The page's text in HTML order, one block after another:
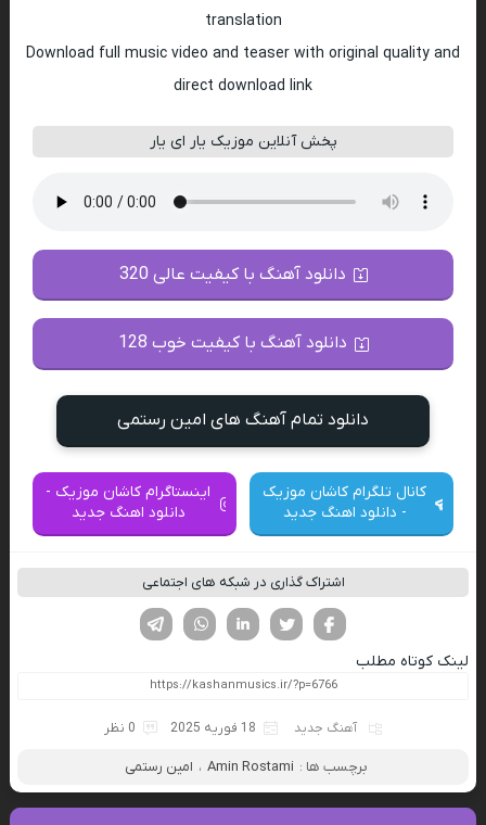
translation
Download full music video and teaser with original quality and
direct download link
پخش آنلاین موزیک یار ای یار
دانلود آهنگ با کیفیت عالی 320
دانلود آهنگ با کیفیت خوب 128
دانلود تمام آهنگ های امین رستمی
کانال تلگرام کاشان موزیک
- دانلود اهنگ جدید
اینستاگرام کاشان موزیک -
دانلود اهنگ جدید
اشتراک گذاری در شبکه های اجتماعی
لینکدین تویتر
فیسوک
لینک کوتاه مطلب
آهنگ جدید 18 فوریه 2025 0 نظر
برچسب ها : Amin Rostami ، امین رستمی